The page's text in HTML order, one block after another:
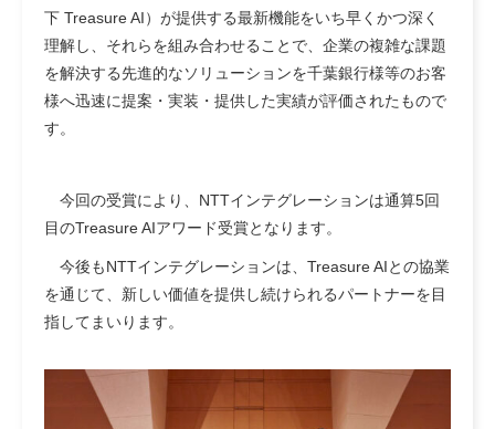
下 Treasure AI）が提供する最新機能をいち早くかつ深く
理解し、それらを組み合わせることで、企業の複雑な課題
を解決する先進的なソリューションを千葉銀行様等のお客
様へ迅速に提案・実装・提供した実績が評価されたもので
す。
今回の受賞により、NTTインテグレーションは通算5回
目のTreasure AIアワード受賞となります。
今後もNTTインテグレーションは、Treasure AIとの協業
を通じて、新しい価値を提供し続けられるパートナーを目
指してまいります。